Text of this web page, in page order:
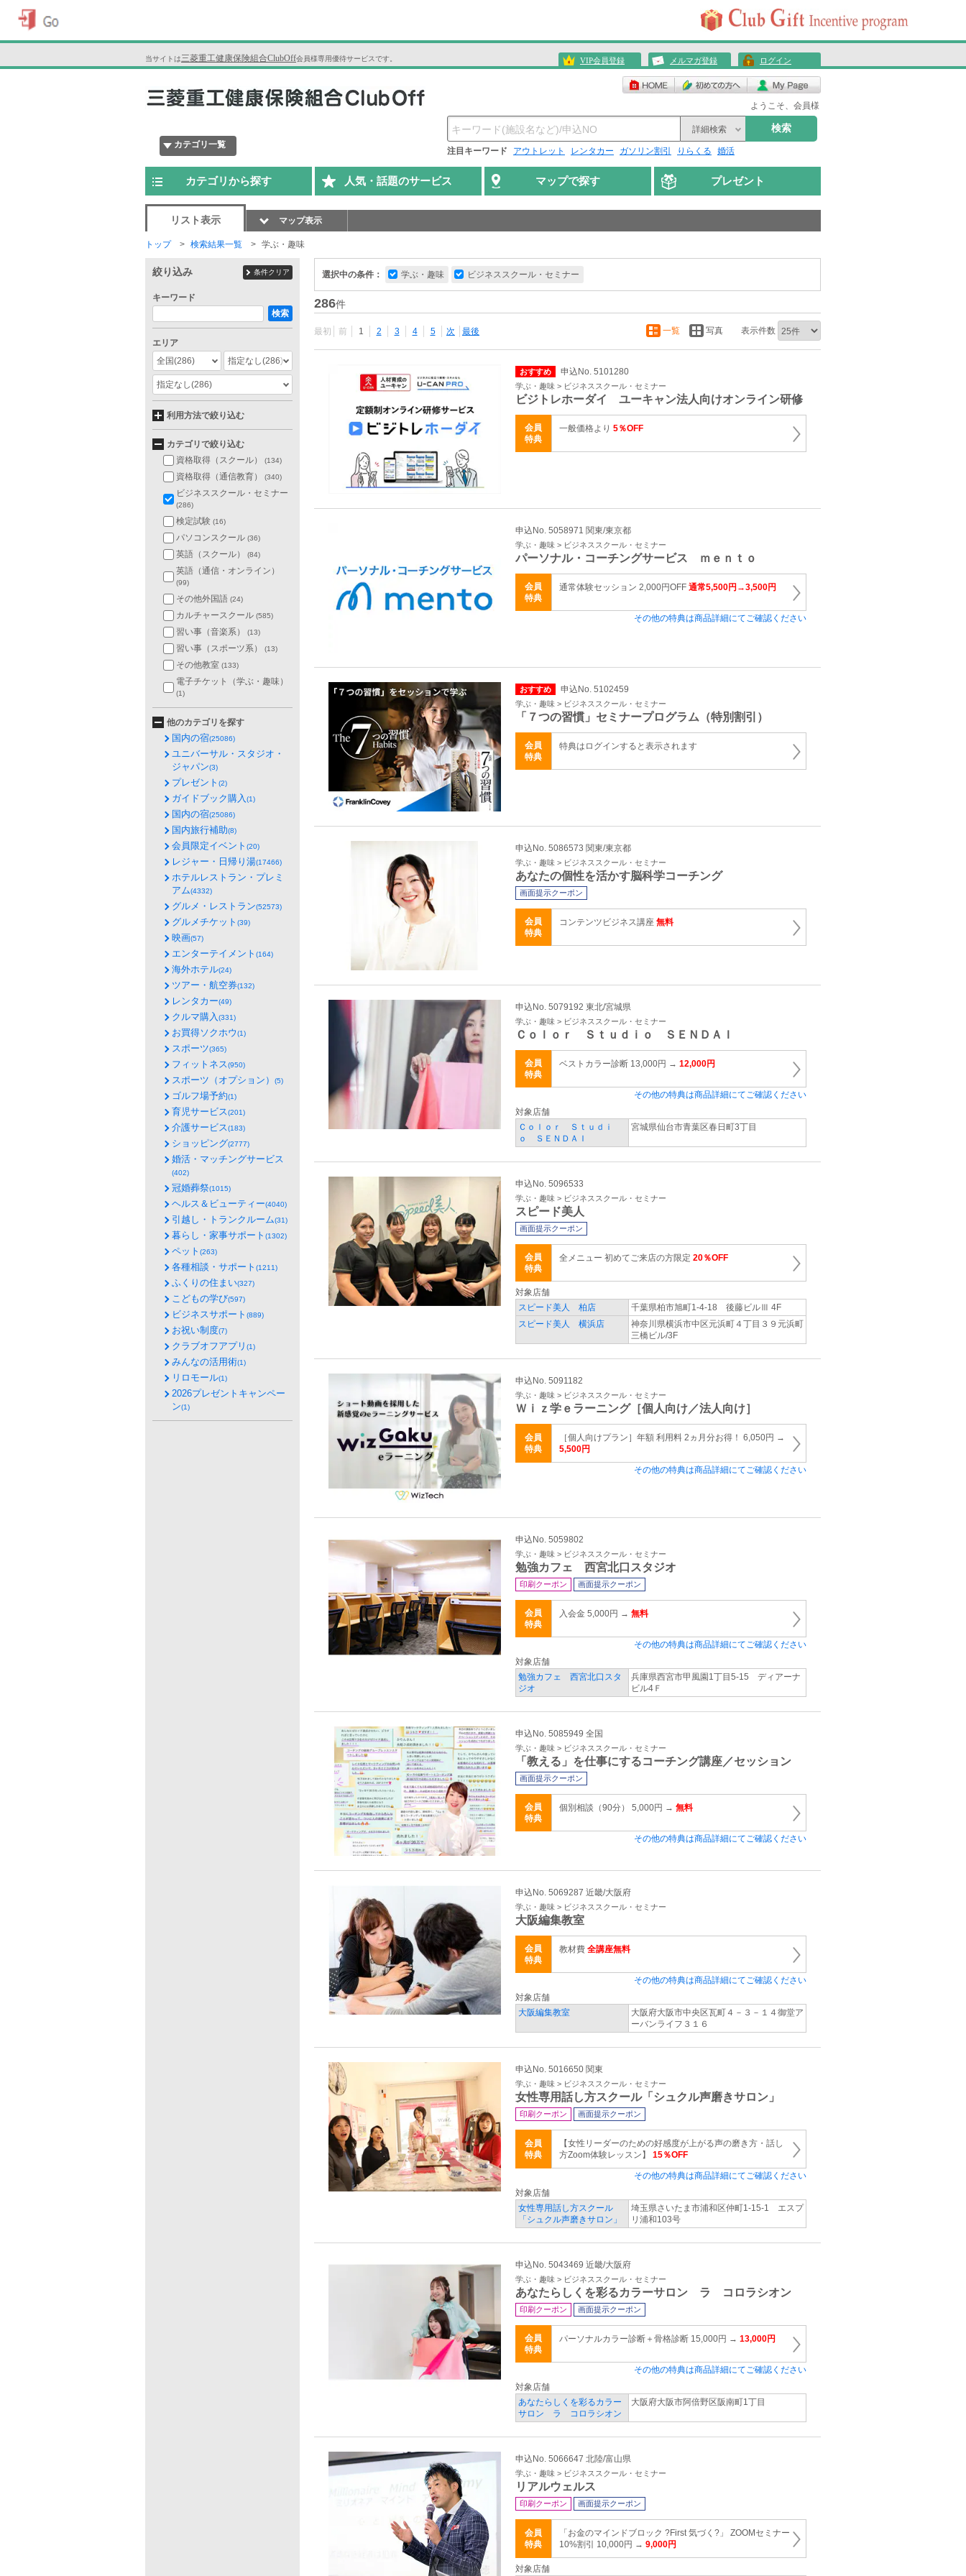
当サイトは三菱重工健康保険組合ClubOff会員様専用優待サービスです。 VIP会員登録 メルマガ登録 ログイン
ようこそ、会員様
カテゴリ一覧
詳細検索 検索
注目キーワード アウトレット レンタカー ガソリン割引 りらくる 婚活
カテゴリから探す 人気・話題のサービス マップで探す プレゼント
リスト表示 マップ表示
トップ 検索結果一覧 学ぶ・趣味
選択中の条件： 学ぶ・趣味 ビジネススクール・セミナー
286件
最初 前 1 2 3 4 5 次 最後 一覧 写真 表示件数
おすすめ 申込No. 5101280
学ぶ・趣味 > ビジネススクール・セミナー
ビジトレホーダイ ユーキャン法人向けオンライン研修
会員
特典
一般価格より 5％OFF
申込No. 5058971 関東/東京都
学ぶ・趣味 > ビジネススクール・セミナー
パーソナル・コーチングサービス ｍｅｎｔｏ
会員
特典
通常体験セッション 2,000円OFF 通常5,500円→3,500円
その他の特典は商品詳細にてご確認ください
おすすめ 申込No. 5102459
学ぶ・趣味 > ビジネススクール・セミナー
「７つの習慣」セミナープログラム（特別割引）
会員
特典
特典はログインすると表示されます
申込No. 5086573 関東/東京都
学ぶ・趣味 > ビジネススクール・セミナー
あなたの個性を活かす脳科学コーチング
画面提示クーポン
会員
特典
コンテンツビジネス講座 無料
申込No. 5079192 東北/宮城県
学ぶ・趣味 > ビジネススクール・セミナー
Ｃｏｌｏｒ Ｓｔｕｄｉｏ ＳＥＮＤＡＩ
会員
特典
ベストカラー診断 13,000円 → 12,000円
その他の特典は商品詳細にてご確認ください
対象店舗
Ｃｏｌｏｒ Ｓｔｕｄｉ
ｏ ＳＥＮＤＡＩ
宮城県仙台市青葉区春日町3丁目
申込No. 5096533
学ぶ・趣味 > ビジネススクール・セミナー
スピード美人
画面提示クーポン
会員
特典
全メニュー 初めてご来店の方限定 20％OFF
対象店舗
スピード美人 柏店
千葉県柏市旭町1-4-18 後藤ビルⅢ 4F
スピード美人 横浜店
神奈川県横浜市中区元浜町４丁目３９元浜町
三橋ビル/3F
申込No. 5091182
学ぶ・趣味 > ビジネススクール・セミナー
Ｗｉｚ学ｅラーニング［個人向け／法人向け］
会員
特典
［個人向けプラン］年額 利用料 2ヵ月分お得！ 6,050円 →
5,500円
その他の特典は商品詳細にてご確認ください
申込No. 5059802
学ぶ・趣味 > ビジネススクール・セミナー
勉強カフェ 西宮北口スタジオ
印刷クーポン 画面提示クーポン
会員
特典
入会金 5,000円 → 無料
その他の特典は商品詳細にてご確認ください
対象店舗
勉強カフェ 西宮北口スタ
ジオ
兵庫県西宮市甲風園1丁目5-15 ディアーナ
ビル4Ｆ
申込No. 5085949 全国
学ぶ・趣味 > ビジネススクール・セミナー
「教える」を仕事にするコーチング講座／セッション
画面提示クーポン
会員
特典
個別相談（90分） 5,000円 → 無料
その他の特典は商品詳細にてご確認ください
申込No. 5069287 近畿/大阪府
学ぶ・趣味 > ビジネススクール・セミナー
大阪編集教室
会員
特典
教材費 全講座無料
その他の特典は商品詳細にてご確認ください
対象店舗
大阪編集教室
大阪府大阪市中央区瓦町４－３－１４御堂ア
ーバンライフ３１６
申込No. 5016650 関東
学ぶ・趣味 > ビジネススクール・セミナー
女性専用話し方スクール「シュクル声磨きサロン」
印刷クーポン 画面提示クーポン
会員
特典
【女性リーダーのための好感度が上がる声の磨き方・話し
方Zoom体験レッスン】 15％OFF
その他の特典は商品詳細にてご確認ください
対象店舗
女性専用話し方スクール
「シュクル声磨きサロン」
埼玉県さいたま市浦和区仲町1‐15‐1 エスプ
リ浦和103号
申込No. 5043469 近畿/大阪府
学ぶ・趣味 > ビジネススクール・セミナー
あなたらしくを彩るカラーサロン ラ コロラシオン
印刷クーポン 画面提示クーポン
会員
特典
パーソナルカラー診断＋骨格診断 15,000円 → 13,000円
その他の特典は商品詳細にてご確認ください
対象店舗
あなたらしくを彩るカラー
サロン ラ コロラシオン
大阪府大阪市阿倍野区阪南町1丁目
申込No. 5066647 北陸/富山県
学ぶ・趣味 > ビジネススクール・セミナー
リアルウェルス
印刷クーポン 画面提示クーポン
会員
特典
「お金のマインドブロック ?First 気づく?」 ZOOMセミナー
10%割引 10,000円 → 9,000円
対象店舗
絞り込み 条件クリア
キーワード
検索
エリア
全国(286) 指定なし(286)
指定なし(286)
利用方法で絞り込む
カテゴリで絞り込む
資格取得（スクール）
(134)
資格取得（通信教育） (340)
ビジネススクール・セミナー
(286)
検定試験 (16)
パソコンスクール (36)
英語（スクール） (84)
英語（通信・オンライン）
(99)
その他外国語 (24)
カルチャースクール (585)
習い事（音楽系） (13)
習い事（スポーツ系） (13)
その他教室 (133)
電子チケット（学ぶ・趣味）
(1)
他のカテゴリを探す
国内の宿(25086)
ユニバーサル・スタジオ・
ジャパン(3)
プレゼント (2)
ガイドブック購入(1)
国内の宿(25086)
国内旅行補助(8)
会員限定イベント (20)
レジャー・日帰り湯(17466)
ホテルレストラン・プレミ
アム(4332)
グルメ・レストラン(52573)
グルメチケット (39)
映画(57)
エンターテイメント (164)
海外ホテル(24)
ツアー・航空券(132)
レンタカー(49)
クルマ購入(331)
お買得ソクホウ(1)
スポーツ(365)
フィットネス(950)
スポーツ（オプション） (5)
ゴルフ場予約(1)
育児サービス(201)
介護サービス(183)
ショッピング(2777)
婚活・マッチングサービス
(402)
冠婚葬祭(1015)
ヘルス＆ビューティー(4040)
引越し・トランクルーム(31)
暮らし・家事サポート (1302)
ペット (263)
各種相談・サポート (1211)
ふくりの住まい(327)
こどもの学び(597)
ビジネスサポート (889)
お祝い制度(7)
クラブオフアプリ (1)
みんなの活用術(1)
リロモール(1)
2026プレゼントキャンペー
ン(1)